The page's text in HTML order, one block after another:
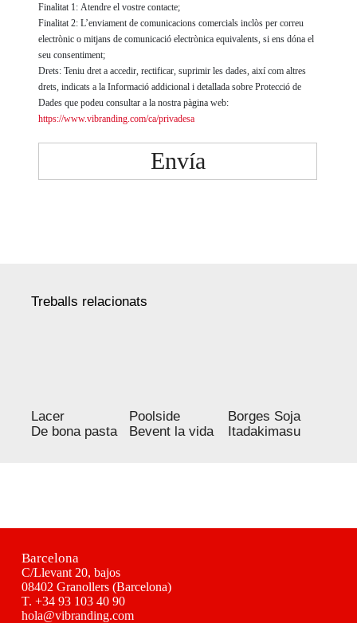
Finalitat 1: Atendre el vostre contacte;
Finalitat 2: L’enviament de comunicacions comercials inclòs per correu
electrònic o mitjans de comunicació electrònica equivalents, si ens dóna el
seu consentiment;
Drets: Teniu dret a accedir, rectificar, suprimir les dades, així com altres
drets, indicats a la Informació addicional i detallada sobre Protecció de
Dades que podeu consultar a la nostra pàgina web:
https://www.vibranding.com/ca/privadesa
Envía
Treballs relacionats
Lacer
De bona pasta
Poolside
Bevent la vida
Borges Soja
Itadakimasu
Barcelona
C/Llevant 20, bajos
08402 Granollers (Barcelona)
T. +34 93 103 40 90
hola@vibranding.com